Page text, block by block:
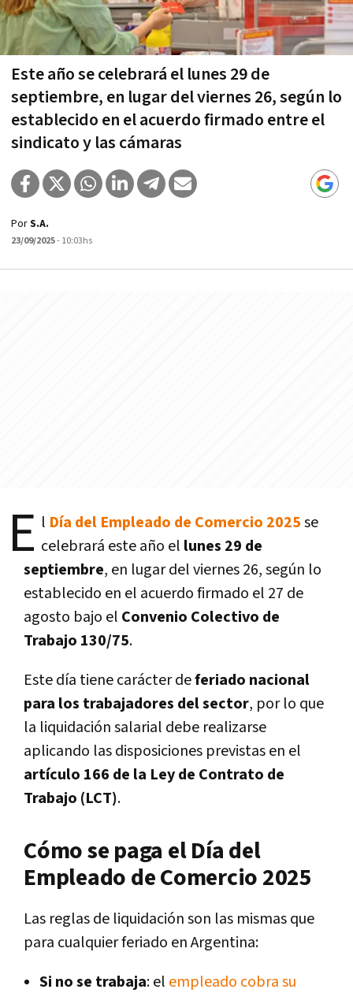
Este año se celebrará el lunes 29 de
septiembre, en lugar del viernes 26, según lo
establecido en el acuerdo firmado entre el
sindicato y las cámaras
PorS.A.
23/09/2025- 10:03hs
E l Día del Empleado de Comercio 2025se
celebrará este año el lunes 29 de
septiembre, en lugar del viernes 26, según lo
establecido en el acuerdo firmado el 27 de
agosto bajo el Convenio Colectivo de
Trabajo 130/75.
Este día tiene carácter deferiado nacional
para los trabajadores del sector, por lo que
la liquidación salarial debe realizarse
aplicando las disposiciones previstas en el
artículo 166 de la Ley de Contrato de
Trabajo (LCT).
Cómo se paga el Día del
Empleado de Comercio 2025
Las reglas de liquidación son las mismas que
para cualquier feriado en Argentina:
Si no se trabaja: el empleado cobra su